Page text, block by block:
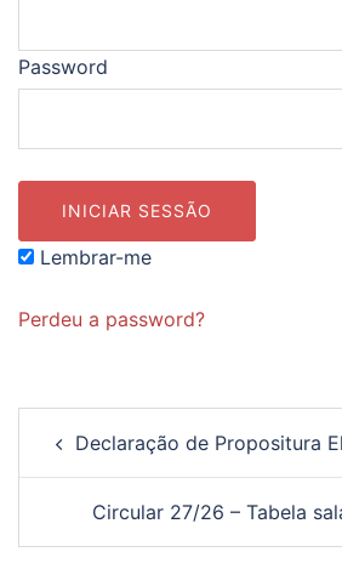
Password
Lembrar-me
Perdeu a password?
Declaração de Propositura
Circular 27/26 – Tabela